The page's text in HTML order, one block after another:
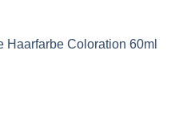
Haarfarbe Coloration 60ml